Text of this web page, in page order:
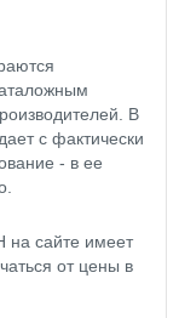
В
с фактически
- в ее
на сайте имеет
от цены в